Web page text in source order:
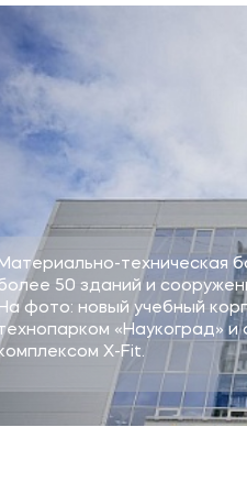
техническая
50 зданий и
фото: новый учебный
«Наукоград»
X-Fit.